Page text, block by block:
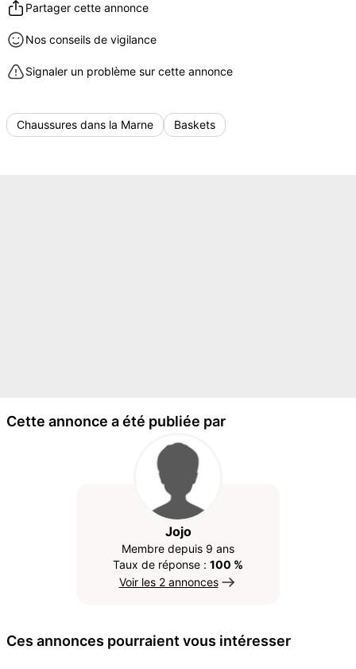
Partager cette annonce
Nos conseils de vigilance
Signaler un problème sur cette annonce
Chaussures dans la Marne Baskets
Cette annonce a été publiée par
Jojo
Membre depuis 9 ans
Taux de réponse : 100 %
Voir les 2 annonces
Ces annonces pourraient vous intéresser